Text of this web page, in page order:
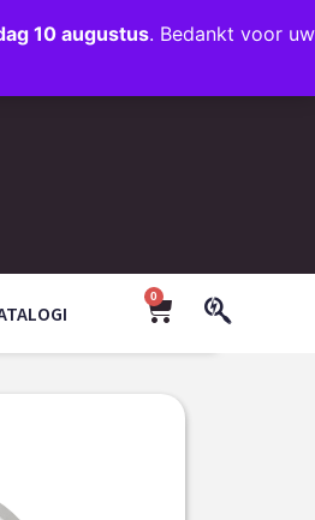
10 augustus. Bedankt voor uw
INFO@JMODESIGN.NL
(0)35 203 1663
0